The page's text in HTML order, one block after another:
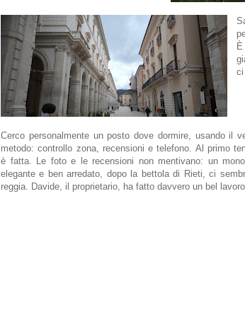
ci
Cerco personalmente un posto dove dormire, usando il
metodo: controllo zona, recensioni e telefono. Al primo
è fatta. Le foto e le recensioni non mentivano: un
elegante e ben arredato, dopo la bettola di Rieti, ci
reggia. Davide, il proprietario, ha fatto davvero un bel